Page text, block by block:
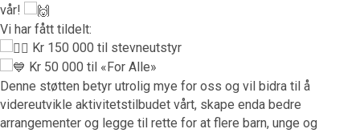
vår!
Vi har fått tildelt:
Kr 150 000 til stevneutstyr
Kr 50 000 til «For Alle»
Denne støtten betyr utrolig mye for oss og vil bidra til å
videreutvikle aktivitetstilbudet vårt, skape enda bedre
arrangementer og legge til rette for at flere barn, unge og